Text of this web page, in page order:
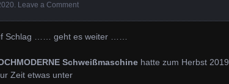
. Leave a Comment
Schlag …… geht es weiter ……
Schweißmaschine hatte zum Herbst
Zeit etwas unter